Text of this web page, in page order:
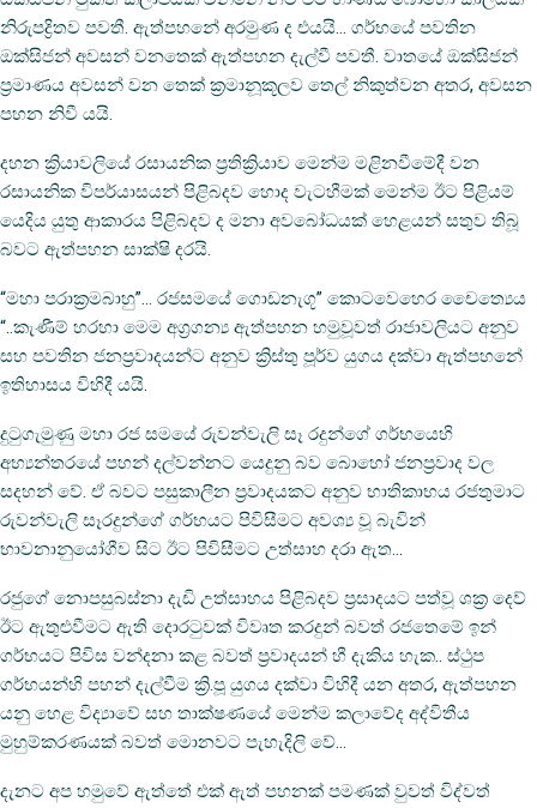
නිරුපද්‍රිතව පවතී. ඇත්පහනේ අරමුණ ද එයයි… ගර්භයේ පවතින
ඔක්සිජන් අවසන් වනතෙක් ඇත්පහන දැල්වී පවතී. වාතයේ ඔක්සිජන්
ප්‍රමාණය අවසන් වන තෙක් ක්‍රමානූකූලව තෙල් නිකුත්වන අතර, අවසන
පහන නිවී යයි.
දහන ක්‍රියාවලියේ රසායනික ප්‍රතික්‍රියාව මෙන්ම මළිනවීමේදී වන
රසායනික විපර්යාසයන් පිළිබදව හොද වැටහීමක් මෙන්ම ඊට පිළියම්
යෙදිය යුතු ආකාරය පිළිබදව ද මනා අවබෝධයක් හෙළයන් සතුව තිබූ
බවට ඇත්පහන සාක්ෂි දරයි.
“මහා පරාක්‍රමබාහු”… රජසමයේ ගොඩනැගූ” කොටවෙහෙර චෛත්‍යෙය
“..කැණීම් හරහා මෙම අග්‍රගන්‍ය ඇත්පහන හමුවූවත් රාජාවලියට අනුව
සහ පවතින ජනප්‍රවාදයන්ට අනුව ක්‍රිස්තු පූර්ව යුගය දක්වා ඇත්පහනේ
ඉතිහාසය විහිදී යයි.
දුටුගැමුණු මහා රජ සමයේ රුවන්වැලි සෑ රදුන්ගේ ගර්භයෙහි
අභ්‍යන්තරයේ පහන් දල්වන්නට යෙදුනු බව බොහෝ ජනප්‍රවාද වල
සදහන් වේ. ඒ බවට පසුකාලීන ප්‍රවාදයකට අනුව භාතිකාභය රජතුමාට
රුවන්වැලි සෑරදුන්ගේ ගර්භයට පිවිසීමට අවශ්‍ය වූ බැවින්
භාවනානුයෝගීව සිට ඊට පිවිසීමට උත්සාහ දරා ඇත…
රජුගේ නොපසුබස්නා දැඩි උත්සාහය පිළිබදව ප්‍රසාදයට පත්වූ ශක්‍ර දෙව්
ඊට ඇතුළුවීමට ඇති දොරටුවක් විවෘත කරදුන් බවත් රජතෙමේ ඉන්
ගර්භයට පිවිස වන්දනා කළ බවත් ප්‍රවාදයන් හී දැකිය හැක.. ස්ථුප
ගර්භයන්හි පහන් දැල්වීම ක්‍රි.පූ යුගය දක්වා විහිදී යන අතර, ඇත්පහන
යනු හෙළ විද්‍යාවේ සහ තාක්ෂණයේ මෙන්ම කලාවේද අද්විතීය
මුහුම්කරණයක් බවත් මොනවට පැහැදිලි වේ…
දැනට අප හමුවේ ඇත්තේ එක් ඇත් පහනක් පමණක් වුවත් විද්වත්